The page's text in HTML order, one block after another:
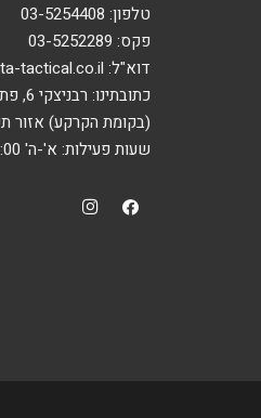
טלפון: 03-5254408
פקס: 03-5252289
דוא"ל: tactical.co.il
כתובתינו: רבניצקי 6, פתח תקווה.
(בקומת הקרקע) אזור
שעות פעילות: א'-ה' 10:00-17:00.